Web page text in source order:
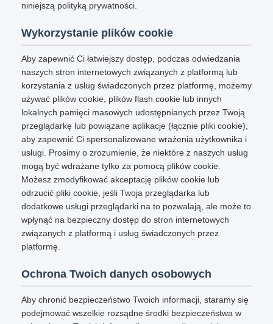
niniejszą polityką prywatności.
Wykorzystanie plików cookie
Aby zapewnić Ci łatwiejszy dostęp, podczas odwiedzania
naszych stron internetowych związanych z platformą lub
korzystania z usług świadczonych przez platformę, możemy
używać plików cookie, plików flash cookie lub innych
lokalnych pamięci masowych udostępnianych przez Twoją
przeglądarkę lub powiązane aplikacje (łącznie pliki cookie),
aby zapewnić Ci spersonalizowane wrażenia użytkownika i
usługi. Prosimy o zrozumienie, że niektóre z naszych usług
mogą być wdrażane tylko za pomocą plików cookie.
Możesz zmodyfikować akceptację plików cookie lub
odrzucić pliki cookie, jeśli Twoja przeglądarka lub
dodatkowe usługi przeglądarki na to pozwalają, ale może to
wpłynąć na bezpieczny dostęp do stron internetowych
związanych z platformą i usług świadczonych przez
platformę.
Ochrona Twoich danych osobowych
Aby chronić bezpieczeństwo Twoich informacji, staramy się
podejmować wszelkie rozsądne środki bezpieczeństwa w